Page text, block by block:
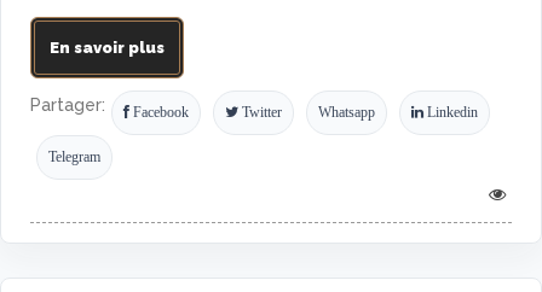
En savoir plus
Partager: Facebook Twitter Whatsapp Linkedin
Telegram